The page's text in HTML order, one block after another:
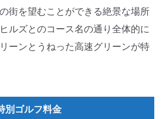
街を望むことができる絶景な場所
ルズとのコース名の通り全体的に
ーンとうねった高速グリーンが特
ゴルフ料金